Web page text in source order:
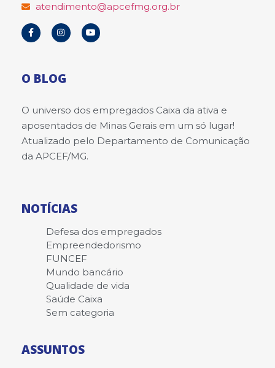
atendimento@apcefmg.org.br
O BLOG
O universo dos empregados Caixa da ativa e
aposentados de Minas Gerais em um só lugar!
Atualizado pelo Departamento de Comunicação
da APCEF/MG.
NOTÍCIAS
Defesa dos empregados
Empreendedorismo
FUNCEF
Mundo bancário
Qualidade de vida
Saúde Caixa
Sem categoria
ASSUNTOS